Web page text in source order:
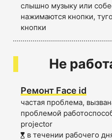
слышно музыку или
нажимаются кнопки,
кнопки
Не
Ремонт Face id
частая проблема,
проблемой
projector
в течении рабочего